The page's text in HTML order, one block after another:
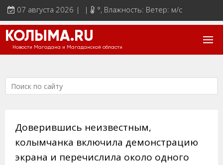
07 августа 2026 | | °, Влажность: Ветер: м/с
КОЛЫМА.RU
Новости Магадана и Магаданской области
Доверившись неизвестным,
колымчанка включила демонстрацию
экрана и перечислила около одного